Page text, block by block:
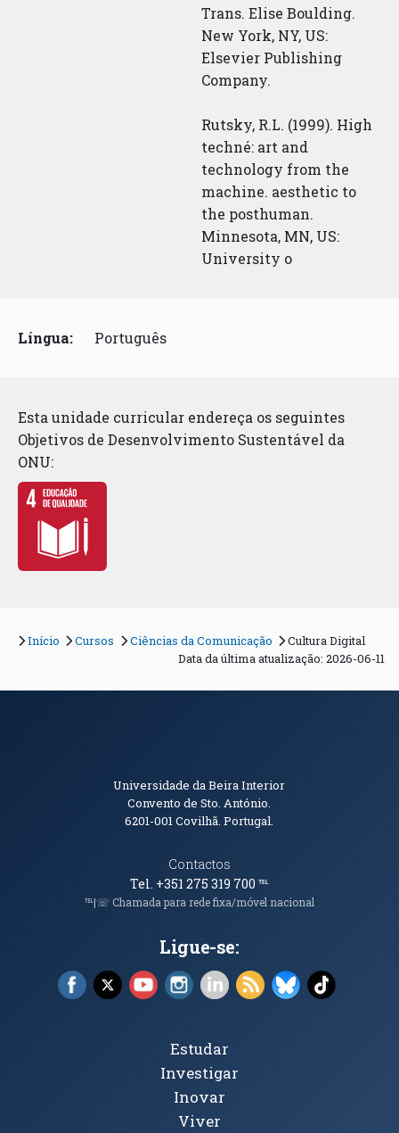
Trans. Elise Boulding.
New York, NY, US:
Elsevier Publishing
Company.
Rutsky, R.L. (1999). High
techné: art and
technology from the
machine. aesthetic to
the posthuman.
Minnesota, MN, US:
University o
Língua: Português
Esta unidade curricular endereça os seguintes
Objetivos de Desenvolvimento Sustentável da
ONU:
Início Cursos Ciências da Comunicação
Cultura Digital
Data da última atualização: 2026-06-11
Informações de Contacto
Universidade da Beira Interior
Convento de Sto. António.
6201-001Covilhã. Portugal.
Contactos
Tel. +351 275 319 700℡
℡|☏ Chamada para rede fixa/móvel nacional
Ligue-se:
Facebook (abre em nova janela)
X (abre em nova janela)
YouTube (abre em nova janela)
Instagram (abre em nova janela)
LinkedIn (abre em nova
RSS (abre em nova
Bluesky (abre
TikTok
Tópicos Principais
Estudar
Investigar
Inovar
Viver